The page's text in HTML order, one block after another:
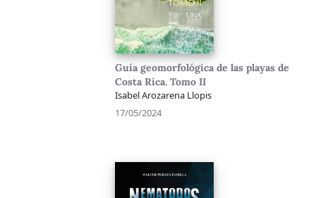
Guía geomorfológica de las playas de
Costa Rica. Tomo II
Isabel Arozarena Llopis
17/05/2024